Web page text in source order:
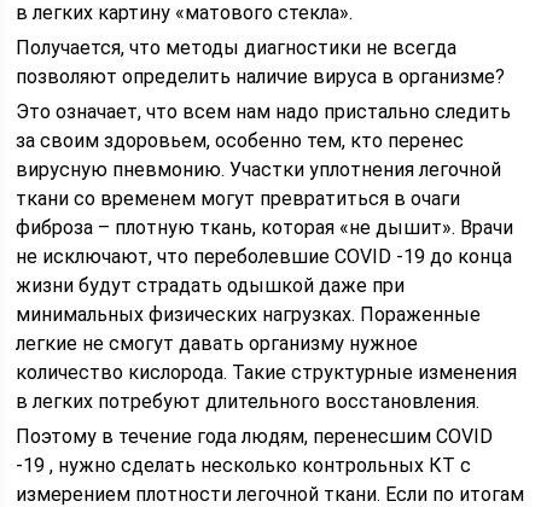
в легких картину «матового стекла».
Получается, что методы диагностики не всегда
позволяют определить наличие вируса в организме?
Это означает, что всем нам надо пристально следить
за своим здоровьем, особенно тем, кто перенес
вирусную пневмонию. Участки уплотнения легочной
ткани со временем могут превратиться в очаги
фиброза – плотную ткань, которая «не дышит». Врачи
не исключают, что переболевшие COVID -19 до конца
жизни будут страдать одышкой даже при
минимальных физических нагрузках. Пораженные
легкие не смогут давать организму нужное
количество кислорода. Такие структурные изменения
в легких потребуют длительного восстановления.
Поэтому в течение года людям, перенесшим COVID
-19 , нужно сделать несколько контрольных КТ с
измерением плотности легочной ткани. Если по итогам